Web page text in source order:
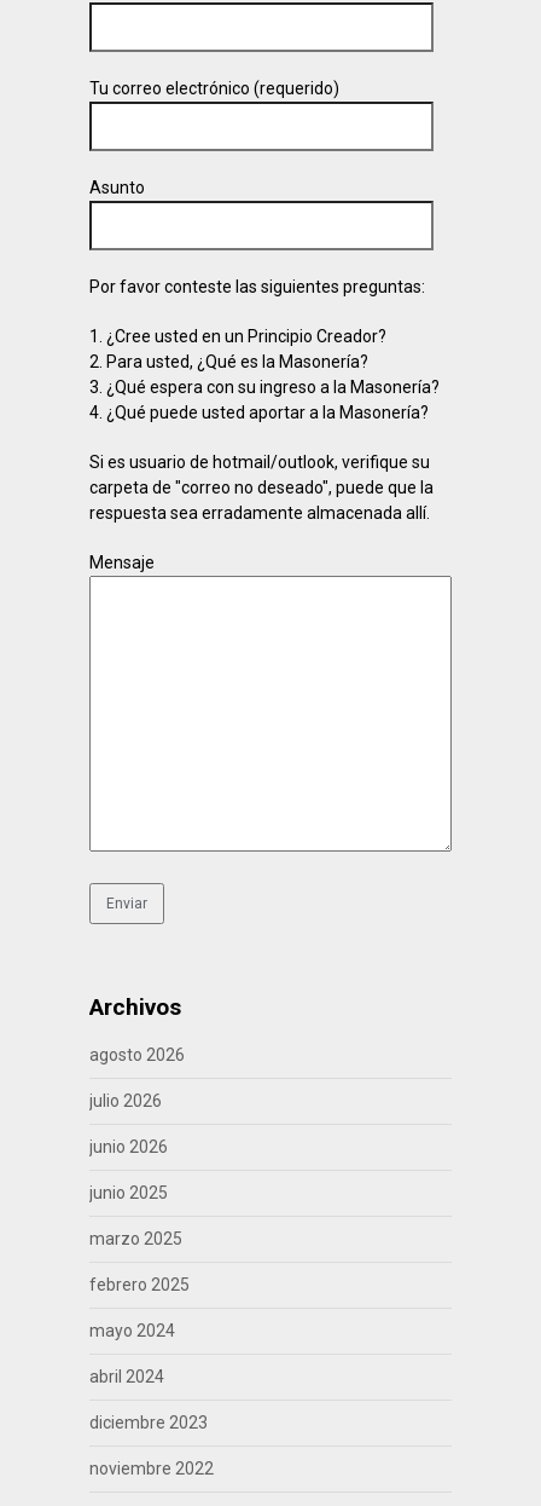
Tu correo electrónico (requerido)
Asunto
Por favor conteste las siguientes preguntas:
1. ¿Cree usted en un Principio Creador?
2. Para usted, ¿Qué es la Masonería?
3. ¿Qué espera con su ingreso a la Masonería?
4. ¿Qué puede usted aportar a la Masonería?
Si es usuario de hotmail/outlook, verifique su
carpeta de "correo no deseado", puede que la
respuesta sea erradamente almacenada allí.
Mensaje
Archivos
agosto 2026
julio 2026
junio 2026
junio 2025
marzo 2025
febrero 2025
mayo 2024
abril 2024
diciembre 2023
noviembre 2022